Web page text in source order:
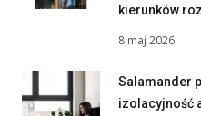
kierunków
8 maj 2026
Salamander
izolacyjność